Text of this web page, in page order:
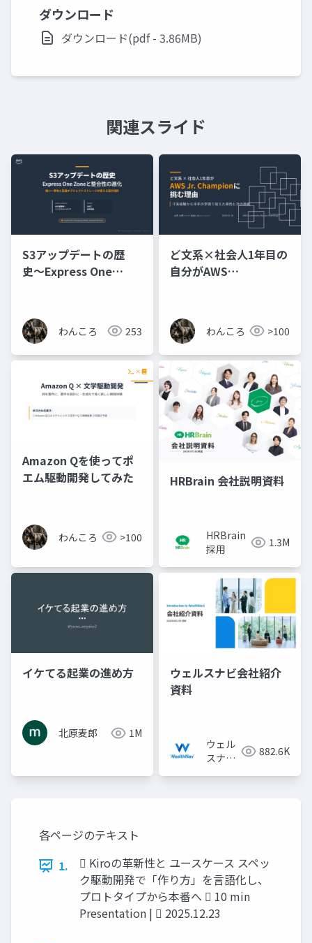
ダウンロード
ダウンロード(pdf - 3.86MB)
関連スライド
S3アップデートの歴
史〜Express One
わんころ 253
ど文系×社会人1年目の
自分がAWS
わんころ >100
Amazon Qを使ってポ
エム駆動開発してみた
わんころ >100
HRBrain 会社説明資料
HRBrain
採用
1.3M
イケてる起業の進め方
北原麦郎 1M
ウェルスナビ会社紹介
資料
ウェル
スナビ
882.6K
各ページのテキスト
1.
 Kiroの革新性と ユースケース スペッ
ク駆動開発で「作り方」を言語化し、
プロトタイプから本番へ  10 min
Presentation |  2025.12.23